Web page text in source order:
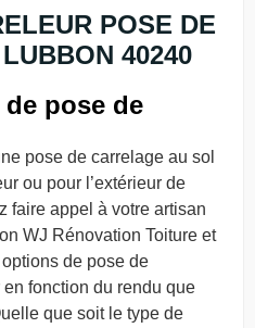
POSE DE
40240
pose de
pose de carrelage au sol
ou pour l’extérieur de
faire appel à votre artisan
WJ Rénovation Toiture et
de pose de
fonction du rendu que
que soit le type de